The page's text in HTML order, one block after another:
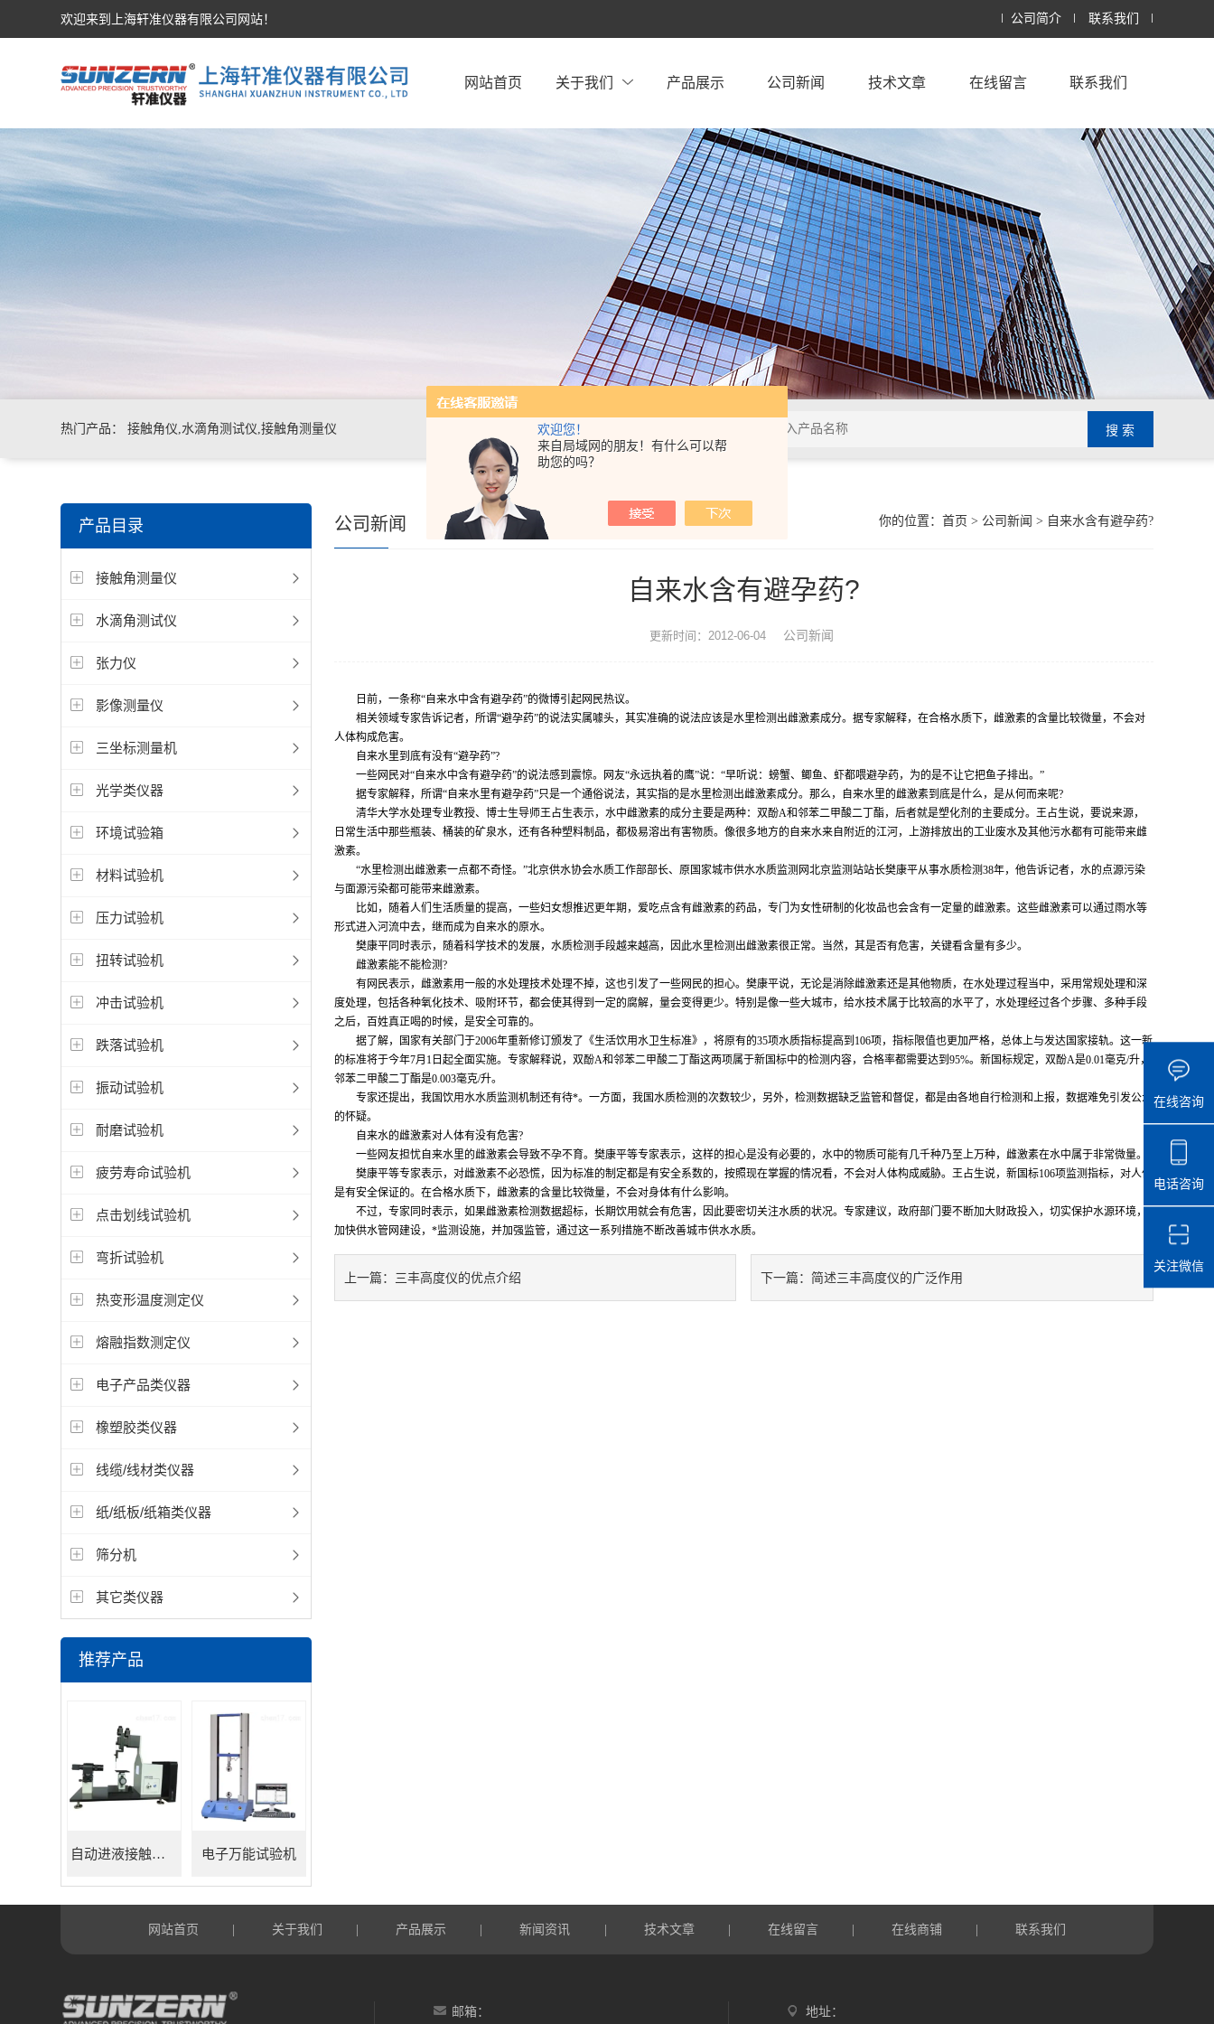
欢迎您！
来自局域网的朋友！有什么可以帮
助您的吗？
欢迎来到上海轩准仪器有限公司网站！ 公司简介 联系我们
网站首页 关于我们 产品展示 公司新闻 技术文章 在线留言 联系我们
热门产品： 接触角仪,水滴角测试仪,接触角测量仪
产品目录
接触角测量仪
水滴角测试仪
张力仪
影像测量仪
三坐标测量机
光学类仪器
环境试验箱
材料试验机
压力试验机
扭转试验机
冲击试验机
跌落试验机
振动试验机
耐磨试验机
疲劳寿命试验机
点击划线试验机
弯折试验机
热变形温度测定仪
熔融指数测定仪
电子产品类仪器
橡塑胶类仪器
线缆/线材类仪器
纸/纸板/纸箱类仪器
筛分机
其它类仪器
推荐产品
自动进液接触角测量仪 电子万能试验机
你的位置： 首页 > 公司新闻 > 自来水含有避孕药?
公司新闻
自来水含有避孕药?
更新时间：2012-06-04 公司新闻
日前，一条称“自来水中含有避孕药”的微博引起网民热议。
相关领域专家告诉记者，所谓“避孕药”的说法实属噱头，其实准确的说法应该是水里检测出雌激素成分。据专家解释，在合格水质下，雌激素的含量比较微量，不会对
人体构成危害。
自来水里到底有没有“避孕药”?
一些网民对“自来水中含有避孕药”的说法感到震惊。网友“永远执着的鹰”说：“早听说：螃蟹、鲫鱼、虾都喂避孕药，为的是不让它把鱼子排出。”
据专家解释，所谓“自来水里有避孕药”只是一个通俗说法，其实指的是水里检测出雌激素成分。那么，自来水里的雌激素到底是什么，是从何而来呢?
清华大学水处理专业教授、博士生导师王占生表示，水中雌激素的成分主要是两种：双酚A和邻苯二甲酸二丁酯，后者就是塑化剂的主要成分。王占生说，要说来源，
日常生活中那些瓶装、桶装的矿泉水，还有各种塑料制品，都极易溶出有害物质。像很多地方的自来水来自附近的江河，上游排放出的工业废水及其他污水都有可能带来雌
激素。
“水里检测出雌激素一点都不奇怪。”北京供水协会水质工作部部长、原国家城市供水水质监测网北京监测站站长樊康平从事水质检测38年，他告诉记者，水的点源污染
与面源污染都可能带来雌激素。
比如，随着人们生活质量的提高，一些妇女想推迟更年期，爱吃点含有雌激素的药品，专门为女性研制的化妆品也会含有一定量的雌激素。这些雌激素可以通过雨水等
形式进入河流中去，继而成为自来水的原水。
樊康平同时表示，随着科学技术的发展，水质检测手段越来越高，因此水里检测出雌激素很正常。当然，其是否有危害，关键看含量有多少。
雌激素能不能检测?
有网民表示，雌激素用一般的水处理技术处理不掉，这也引发了一些网民的担心。樊康平说，无论是消除雌激素还是其他物质，在水处理过程当中，采用常规处理和深
度处理，包括各种氧化技术、吸附环节，都会使其得到一定的腐解，量会变得更少。特别是像一些大城市，给水技术属于比较高的水平了，水处理经过各个步骤、多种手段
之后，百姓真正喝的时候，是安全可靠的。
据了解，国家有关部门于2006年重新修订颁发了《生活饮用水卫生标准》，将原有的35项水质指标提高到106项，指标限值也更加严格，总体上与发达国家接轨。这一新
的标准将于今年7月1日起全面实施。专家解释说，双酚A和邻苯二甲酸二丁酯这两项属于新国标中的检测内容，合格率都需要达到95%。新国标规定，双酚A是0.01毫克/升，
邻苯二甲酸二丁酯是0.003毫克/升。
专家还提出，我国饮用水水质监测机制还有待*。一方面，我国水质检测的次数较少，另外，检测数据缺乏监管和督促，都是由各地自行检测和上报，数据难免引发公众
的怀疑。
自来水的雌激素对人体有没有危害?
一些网友担忧自来水里的雌激素会导致不孕不育。樊康平等专家表示，这样的担心是没有必要的，水中的物质可能有几千种乃至上万种，雌激素在水中属于非常微量。
樊康平等专家表示，对雌激素不必恐慌，因为标准的制定都是有安全系数的，按照现在掌握的情况看，不会对人体构成威胁。王占生说，新国标106项监测指标，对人体
是有安全保证的。在合格水质下，雌激素的含量比较微量，不会对身体有什么影响。
不过，专家同时表示，如果雌激素检测数据超标，长期饮用就会有危害，因此要密切关注水质的状况。专家建议，政府部门要不断加大财政投入，切实保护水源环境，
加快供水管网建设，*监测设施，并加强监管，通过这一系列措施不断改善城市供水水质。
上一篇： 三丰高度仪的优点介绍 下一篇：简述三丰高度仪的广泛作用
网站首页 关于我们 产品展示 新闻资讯 技术文章 在线留言 在线商铺 联系我们
邮箱： 地址：
在线咨询
电话咨询
关注微信